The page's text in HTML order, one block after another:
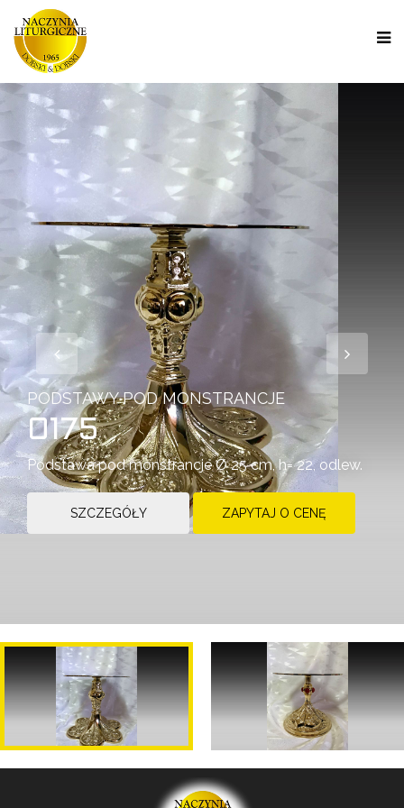
PODSTAWY POD MONSTRANCJE
0175
Podstawa pod monstrancje Ø 25 cm, h= 22, odlew.
SZCZEGÓŁY ZAPYTAJ O CENĘ